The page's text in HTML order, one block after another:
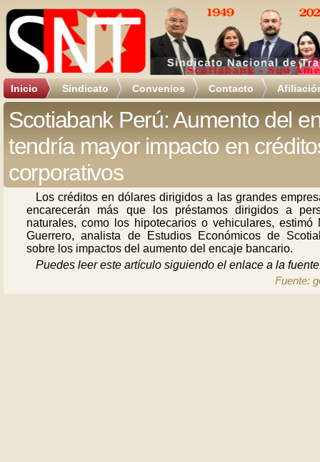
Inicio Sindicato Convenios Contacto
Scotiabank Perú: Aumento del
tendría mayor impacto en
corporativos
Los créditos en dólares dirigidos a las grandes
encarecerán más que los préstamos dirigidos a
naturales, como los hipotecarios o vehiculares, estimó
Guerrero, analista de Estudios Económicos de
sobre los impactos del aumento del encaje bancario.
Puedes leer este artículo siguiendo el enlace a la
Fuente: